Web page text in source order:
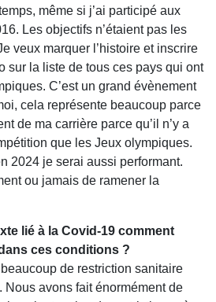
même si j’ai participé aux
Les objectifs n’étaient pas les
veux marquer l’histoire et inscrire
sur la liste de tous ces pays qui ont
C’est un grand évènement
cela représente beaucoup parce
de ma carrière parce qu’il n’y a
que les Jeux olympiques.
2024 je serai aussi performant.
ou jamais de ramener la
lié à la Covid-19 comment
ces conditions ?
de restriction sanitaire
Nous avons fait énormément de